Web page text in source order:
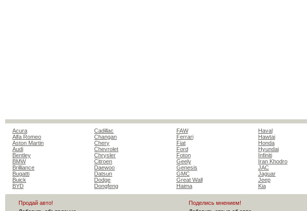
Acura
Alfa Romeo
Aston Martin
Audi
Bentley
BMW
Brilliance
Bugatti
Buick
BYD
Cadillac
Changan
Chery
Chevrolet
Chrysler
Citroen
Daewoo
Datsun
Dodge
Dongfeng
FAW
Ferrari
Fiat
Ford
Foton
Geely
Genesis
GMC
Great Wall
Haima
Haval
Hawtai
Honda
Hyundai
Infiniti
Iran Khodro
JAC
Jaguar
Jeep
Kia
Продай авто!
Поделись мнением!